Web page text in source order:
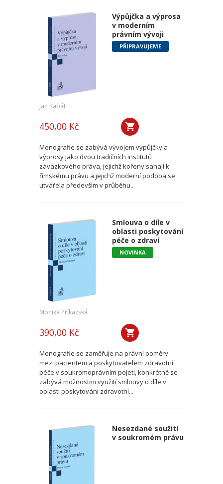
Výpůjčka a výprosa
v moderním
právním vývoji
PŘIPRAVUJEME
Jan Kabát
450,00 Kč
Monografie se zabývá vývojem výpůjčky a
výprosy jako dvou tradičních institutů
závazkového práva, jejichž kořeny sahají k
římskému právu a jejichž moderní podoba se
utvářela především v průběhu...
Smlouva o díle v
oblasti poskytování
péče o zdraví
NOVINKA
Monika Příkazská
390,00 Kč
Monografie se zaměřuje na právní poměry
mezi pacientem a poskytovatelem zdravotní
péče v soukromoprávním pojetí, konkrétně se
zabývá možnostmi využití smlouvy o díle v
oblasti poskytování zdravotní...
Nesezdané soužití
v soukromém právu